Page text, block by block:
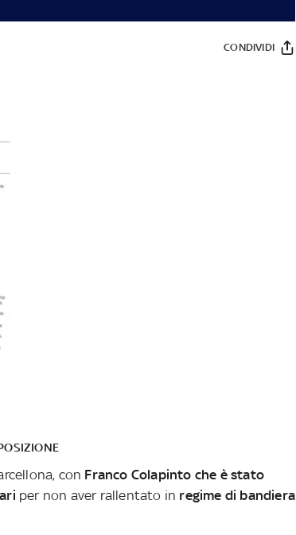
CONDIVIDI
con Franco Colapinto che è stato
per non aver rallentato in regime di bandiera